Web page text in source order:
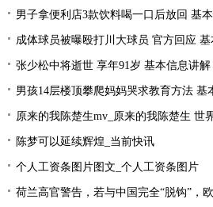
男子拿便利店3款饮料喝一口后放回 基
成体球员被曝殴打川大球员 官方回应
张少松中将逝世 享年91岁 基本信息讲解
男孩14层楼顶攀爬妈妈哭求教育方法 基
原来的我陈楚生mv_原来的我陈楚生 世
陈梦可以延续辉煌_当前快讯
个人工资条图片图文_个人工资条图片
荷兰高官警告，若与中国完全“脱钩”，